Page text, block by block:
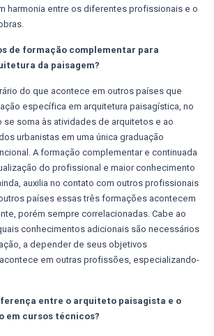
harmonia entre os diferentes profissionais e o
de formação complementar para
da paisagem?
do que acontece em outros países que
específica em arquitetura paisagística, no
se soma às atividades de arquitetos e ao
urbanistas em uma única graduação
A formação complementar e continuada
do profissional e maior conhecimento
auxilia no contato com outros profissionais
países essas três formações acontecem
porém sempre correlacionadas. Cabe ao
conhecimentos adicionais são necessários
a depender de seus objetivos
em outras profissões, especializando-
entre o arquiteto paisagista e o
em cursos técnicos?